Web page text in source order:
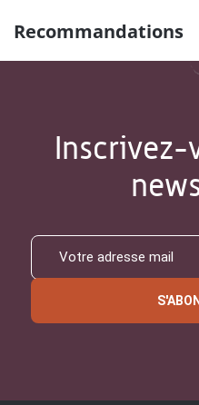
Recommandations
Inscrivez-